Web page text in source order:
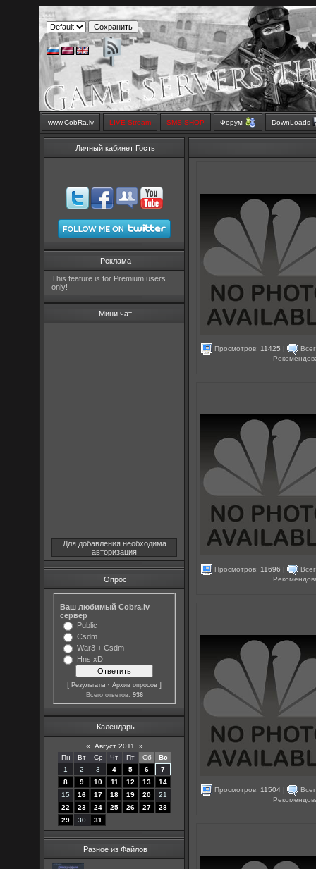
www.CobRa.lv LIVE Stream SMS SHOP Форум DownLoads
Личный кабинет Гость
Реклама
This feature is for Premium users
only!
Мини чат
Для добавления необходима
авторизация
Опрос
Ваш любимый Cobra.lv
сервер
Public
Csdm
War3 + Csdm
Hns xD
[Результаты ·Архив опросов ]
Всего ответов: 936
Календарь
« Август 2011
»
Пн
Вт Ср Чт Пт Сб
Вс
1
2 3 4 5 6
7
8
9 10 11 12 13
14
15
16 17 18 19 20
21
22
23 24 25 26 27
28
29
30 31
Разное из Файлов
Просмотров: 11425 |
Просмотров: 11696 |
Просмотров: 11504 |